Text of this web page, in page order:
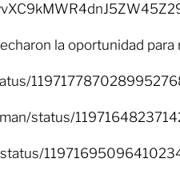
la oportunidad
status/